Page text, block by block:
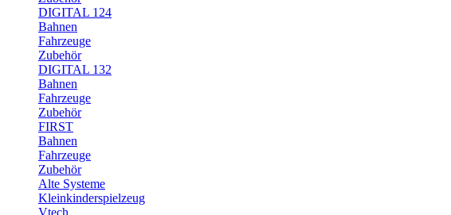
DIGITAL 124
Bahnen
Fahrzeuge
Zubehör
DIGITAL 132
Bahnen
Fahrzeuge
Zubehör
FIRST
Bahnen
Fahrzeuge
Zubehör
Alte Systeme
Kleinkinderspielzeug
Vtech